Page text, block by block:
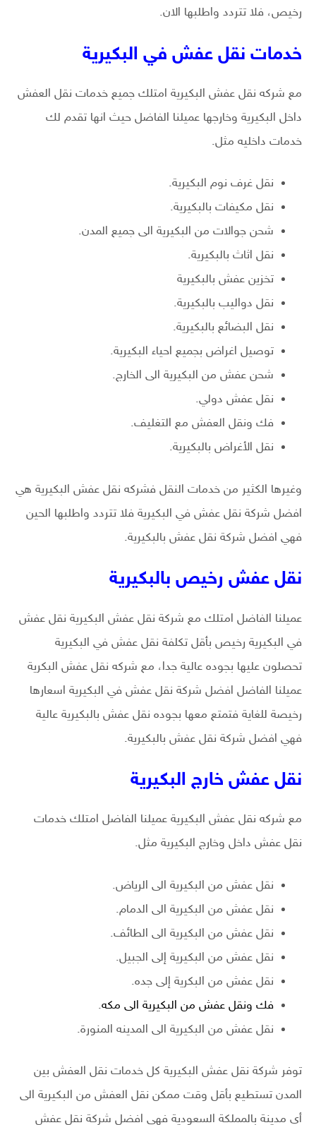
رخيص، فلا تتردد واطلبها الان.
خدمات نقل عفش في البكيرية
مع شركه نقل عفش البكيرية امتلك جميع خدمات نقل العفش
داخل البكيرية وخارجها عميلنا الفاضل حيث انها تقدم لك
خدمات داخليه مثل.
نقل غرف نوم البكيرية.
نقل مكيفات بالبكيرية.
شحن جوالات من البكيرية الى جميع المدن.
نقل اثاث بالبكيرية.
تخزين عفش بالبكيرية
نقل دواليب بالبكيرية.
نقل البضائع بالبكيرية.
توصيل اغراض بجميع احياء البكيرية.
شحن عفش من البكيرية الى الخارج.
نقل عفش دولي.
فك ونقل العفش مع التغليف.
نقل الأغراض بالبكيرية.
وغيرها الكثير من خدمات النقل فشركه نقل عفش البكيرية هي
افضل شركة نقل عفش في البكيرية فلا تتردد واطلبها الحين
فهي افضل شركة نقل عفش بالبكيرية.
نقل عفش رخيص بالبكيرية
عميلنا الفاضل امتلك مع شركة نقل عفش البكيرية نقل عفش
في البكيرية رخيص بأقل تكلفة نقل عفش في البكيرية
تحصلون عليها بجوده عالية جدا، مع شركه نقل عفش البكرية
عميلنا الفاضل افضل شركة نقل عفش في البكيرية اسعارها
رخيصة للغاية فتمتع معها بجوده نقل عفش بالبكيرية عالية
فهي افضل شركة نقل عفش بالبكيرية.
نقل عفش خارج البكيرية
مع شركه نقل عفش البكيرية عميلنا الفاضل امتلك خدمات
نقل عفش داخل وخارج البكيرية مثل.
نقل عفش من البكيرية الى الرياض.
نقل عفش من البكيرية الى الدمام.
نقل عفش من البكيرية الى الطائف.
نقل عفش من البكيرية إلى الجبيل.
نقل عفش من البكرية إلى جده.
فك ونقل عفش من البكيرية الى مكه.
نقل عفش من البكيرية الى المدينه المنورة.
توفر شركة نقل عفش البكيرية كل خدمات نقل العفش بين
المدن تستطيع بأقل وقت ممكن نقل العفش من البكيرية الى
أي مدينة بالمملكة السعودية فهي افضل شركة نقل عفش